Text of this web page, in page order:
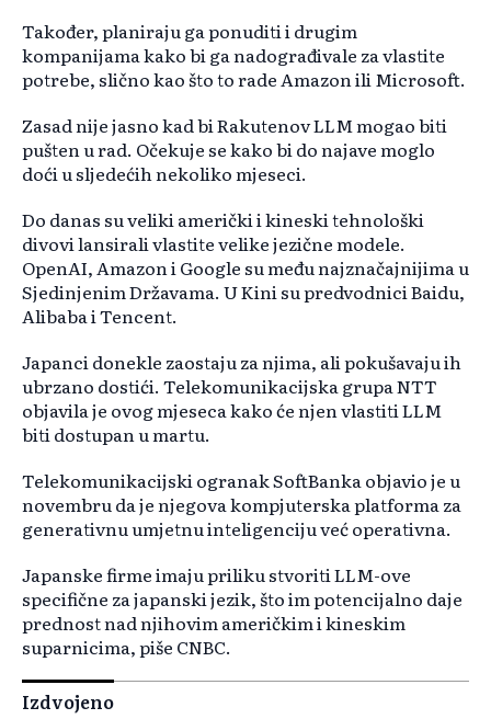
Također, planiraju ga ponuditi i drugim
kompanijama kako bi ga nadograđivale za vlastite
potrebe, slično kao što to rade Amazon ili Microsoft.
Zasad nije jasno kad bi Rakutenov LLM mogao biti
pušten u rad. Očekuje se kako bi do najave moglo
doći u sljedećih nekoliko mjeseci.
Do danas su veliki američki i kineski tehnološki
divovi lansirali vlastite velike jezične modele.
OpenAI, Amazon i Google su među najznačajnijima u
Sjedinjenim Državama. U Kini su predvodnici Baidu,
Alibaba i Tencent.
Japanci donekle zaostaju za njima, ali pokušavaju ih
ubrzano dostići. Telekomunikacijska grupa NTT
objavila je ovog mjeseca kako će njen vlastiti LLM
biti dostupan u martu.
Telekomunikacijski ogranak SoftBanka objavio je u
novembru da je njegova kompjuterska platforma za
generativnu umjetnu inteligenciju već operativna.
Japanske firme imaju priliku stvoriti LLM-ove
specifične za japanski jezik, što im potencijalno daje
prednost nad njihovim američkim i kineskim
suparnicima, piše CNBC.
Izdvojeno